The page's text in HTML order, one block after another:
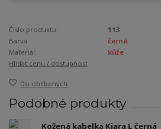
Číslo produktu:
113
Barva:
černá
Materiál:
kůže
Hlídat cenu / dostupnost
Do oblíbených
Podobné produkty
Kožená kabelka Kiara L černá